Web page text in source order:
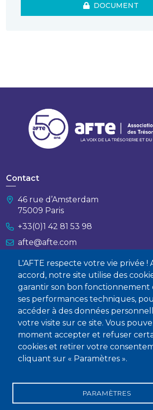
L'AFTE respecte votre vie privée !
accord, notre site utilise des
garantir son bon fonctionnement
ses performances techniques,
accéder à des données
votre visite sur ce site. Vous
moment accepter et refuser
cookies et retirer votre
cliquant sur « Paramètres ».
PARAMÈTRES
DOCUMENT
Contact
46 rue d’Amsterdam
75009 Paris
+33(0)1 42 81 53 98
afte@afte.com
Nous contacter
À propos
Qui sommes-nous ?
Devenir membre
Mentions légales Conditions